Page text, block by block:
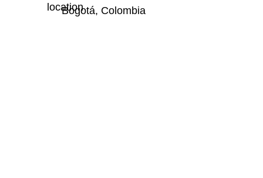
Bogotá, Colombia